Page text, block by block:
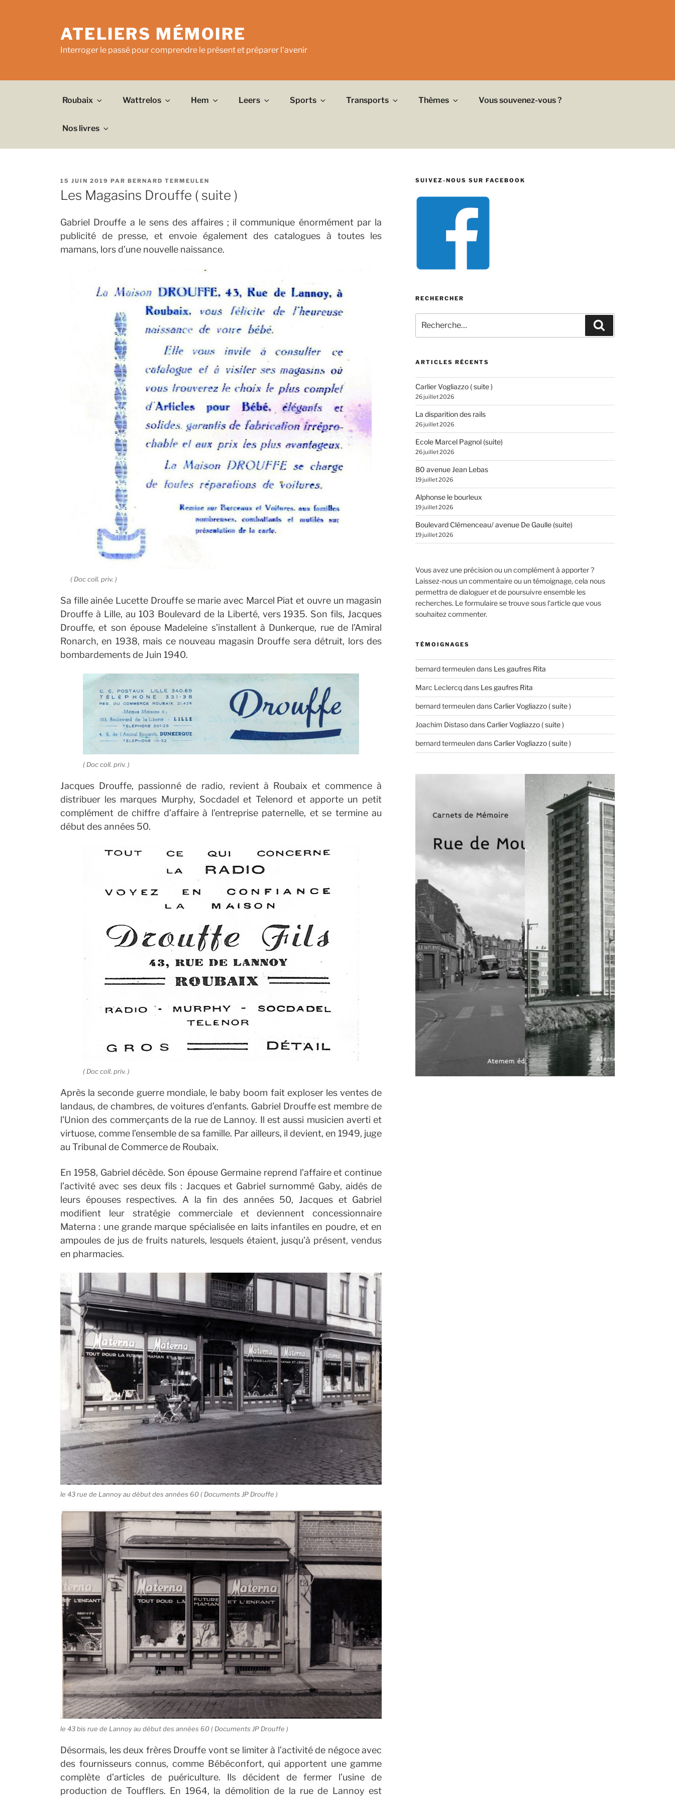
ATELIERS MÉMOIRE
Interroger le passé pour comprendre le présent et préparer l'avenir
Roubaix Wattrelos Hem Leers Sports Transports Thèmes Vous souvenez-vous ?
Nos livres
PUBLIÉ
LE
15 JUIN 2019 PAR BERNARD TERMEULEN
Les Magasins Drouffe ( suite )
Gabriel Drouffe a le sens des affaires ; il communique énormément par la
publicité de presse, et envoie également des catalogues à toutes les
mamans, lors d’une nouvelle naissance.
( Doc coll. priv. )
Sa fille ainée Lucette Drouffe se marie avec Marcel Piat et ouvre un magasin
Drouffe à Lille, au 103 Boulevard de la Liberté, vers 1935. Son fils, Jacques
Drouffe, et son épouse Madeleine s’installent à Dunkerque, rue de l’Amiral
Ronarch, en 1938, mais ce nouveau magasin Drouffe sera détruit, lors des
bombardements de Juin 1940.
( Doc coll. priv. )
Jacques Drouffe, passionné de radio, revient à Roubaix et commence à
distribuer les marques Murphy, Socdadel et Telenord et apporte un petit
complément de chiffre d’affaire à l’entreprise paternelle, et se termine au
début des années 50.
( Doc coll. priv. )
Après la seconde guerre mondiale, le baby boom fait exploser les ventes de
landaus, de chambres, de voitures d’enfants. Gabriel Drouffe est membre de
l’Union des commerçants de la rue de Lannoy. Il est aussi musicien averti et
virtuose, comme l’ensemble de sa famille. Par ailleurs, il devient, en 1949, juge
au Tribunal de Commerce de Roubaix.
En 1958, Gabriel décède. Son épouse Germaine reprend l’affaire et continue
l’activité avec ses deux fils : Jacques et Gabriel surnommé Gaby, aidés de
leurs épouses respectives. A la fin des années 50, Jacques et Gabriel
modifient leur stratégie commerciale et deviennent concessionnaire
Materna : une grande marque spécialisée en laits infantiles en poudre, et en
ampoules de jus de fruits naturels, lesquels étaient, jusqu’à présent, vendus
en pharmacies.
le 43 rue de Lannoy au début des années 60 ( Documents JP Drouffe )
le 43 bis rue de Lannoy au début des années 60 ( Documents JP Drouffe )
Désormais, les deux frères Drouffe vont se limiter à l’activité de négoce avec
des fournisseurs connus, comme Bébéconfort, qui apportent une gamme
complèted’articles de puériculture. Ils décident de fermer l’usine de
production de Toufflers. En 1964, la démolition de la rue de Lannoy est
SUIVEZ-NOUS SUR FACEBOOK
RECHERCHER
pour
:
ARTICLES RÉCENTS
Carlier Vogliazzo ( suite )
26 juillet 2026
La disparition des rails
26 juillet 2026
Ecole Marcel Pagnol (suite)
26 juillet 2026
80 avenue Jean Lebas
19 juillet 2026
Alphonse le bourleux
19 juillet 2026
Boulevard Clémenceau/ avenue De Gaulle (suite)
19 juillet 2026
Vous avez une précision ou un complément à apporter ?
Laissez-nous un commentaire ou un témoignage, cela nous
permettra de dialoguer et de poursuivre ensemble les
recherches. Le formulaire se trouve sous l'article que vous
souhaitez commenter.
TÉMOIGNAGES
bernard termeulendans Les gaufres Rita
Marc Leclercqdans Les gaufres Rita
bernard termeulendans Carlier Vogliazzo ( suite )
Joachim Distasodans Carlier Vogliazzo ( suite )
bernard termeulendans Carlier Vogliazzo ( suite )